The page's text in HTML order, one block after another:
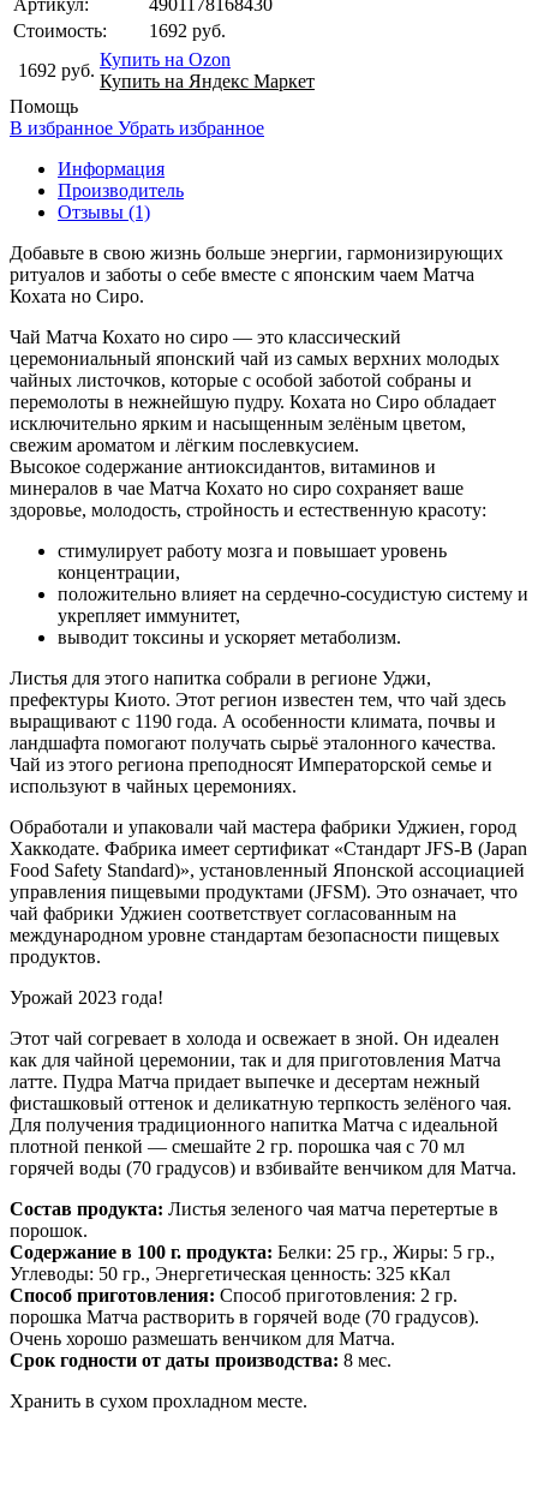
Стоимость:
1692 руб.
1692 руб.
Купить на Ozon
Купить на Яндекс Маркет
Помощь
В избранное Убрать избранное
Информация
Производитель
Отзывы (1)
Добавьте в свою жизнь больше энергии, гармонизирующих
ритуалов и заботы о себе вместе с японским чаем Матча
Кохата но Сиро.
Чай Матча Кохато но сиро — это классический
церемониальный японский чай из самых верхних молодых
чайных листочков, которые с особой заботой собраны и
перемолоты в нежнейшую пудру. Кохата но Сиро обладает
исключительно ярким и насыщенным зелёным цветом,
свежим ароматом и лёгким послевкусием.
Высокое содержание антиоксидантов, витаминов и
минералов в чае Матча Кохато но сиро сохраняет ваше
здоровье, молодость, стройность и естественную красоту:
стимулирует работу мозга и повышает уровень
концентрации,
положительно влияет на сердечно-сосудистую систему и
укрепляет иммунитет,
выводит токсины и ускоряет метаболизм.
Листья для этого напитка собрали в регионе Уджи,
префектуры Киото. Этот регион известен тем, что чай здесь
выращивают с 1190 года. А особенности климата, почвы и
ландшафта помогают получать сырьё эталонного качества.
Чай из этого региона преподносят Императорской семье и
используют в чайных церемониях.
Обработали и упаковали чай мастера фабрики Уджиен, город
Хаккодате. Фабрика имеет сертификат «Стандарт JFS-B (Japan
Food Safety Standard)», установленный Японской ассоциацией
управления пищевыми продуктами (JFSM). Это означает, что
чай фабрики Уджиен соответствует согласованным на
международном уровне стандартам безопасности пищевых
продуктов.
Урожай 2023 года!
Этот чай согревает в холода и освежает в зной. Он идеален
как для чайной церемонии, так и для приготовления Матча
латте. Пудра Матча придает выпечке и десертам нежный
фисташковый оттенок и деликатную терпкость зелёного чая.
Для получения традиционного напитка Матча с идеальной
плотной пенкой — смешайте 2 гр. порошка чая с 70 мл
горячей воды (70 градусов) и взбивайте венчиком для Матча.
Состав продукта: Листья зеленого чая матча перетертые в
порошок.
Содержание в 100 г. продукта: Белки: 25 гр., Жиры: 5 гр.,
Углеводы: 50 гр., Энергетическая ценность: 325 кКал
Способ приготовления: Способ приготовления: 2 гр.
порошка Матча растворить в горячей воде (70 градусов).
Очень хорошо размешать венчиком для Матча.
Срок годности от даты производства: 8 мес.
Хранить в сухом прохладном месте.